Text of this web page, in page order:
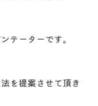
テーターです。
を提案させて頂き